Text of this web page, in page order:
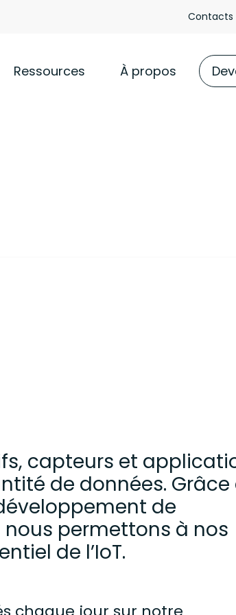
Contacts
Ressources À propos
capteurs et
de données. Grâce
de
permettons à nos
de l’IoT.